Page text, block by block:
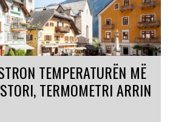
TEMPERATURËN MË
TERMOMETRI ARRIN